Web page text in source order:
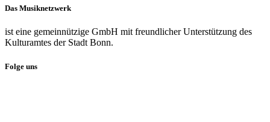
Das Musiknetzwerk
ist eine gemeinnützige GmbH mit freundlicher Unterstützung des
Kulturamtes der Stadt Bonn.
Folge uns